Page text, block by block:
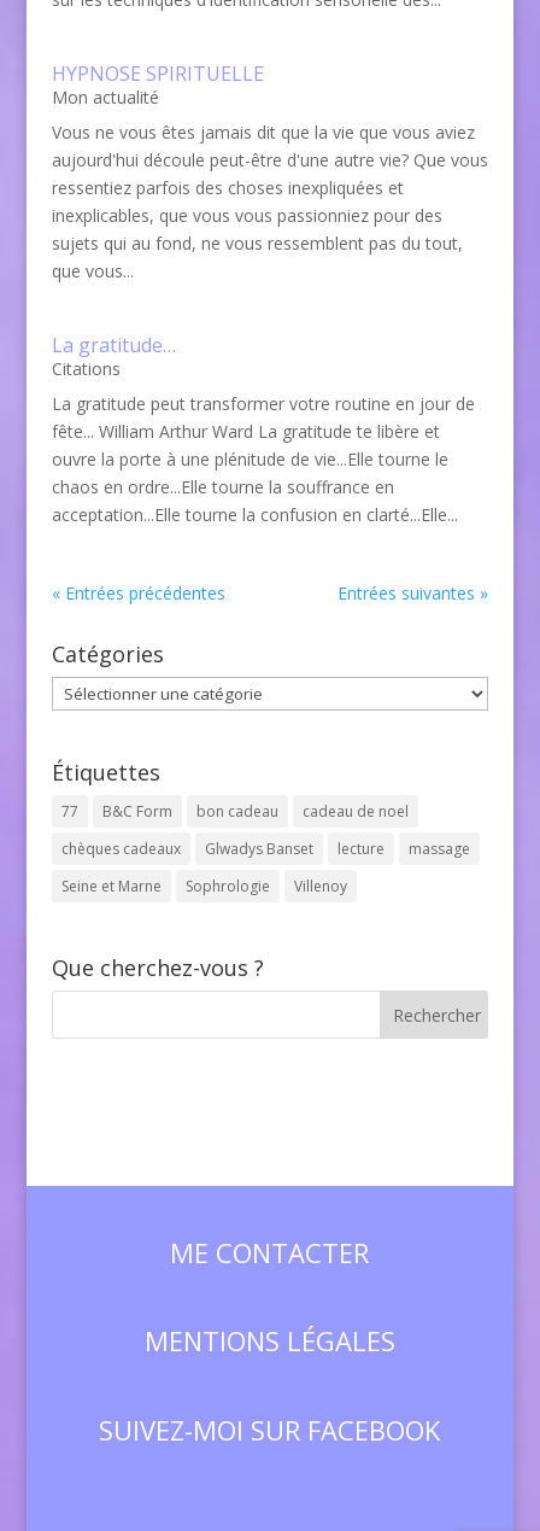
HYPNOSE SPIRITUELLE
Mon actualité
Vous ne vous êtes jamais dit que la vie que vous aviez
aujourd'hui découle peut-être d'une autre vie? Que vous
ressentiez parfois des choses inexpliquées et
inexplicables, que vous vous passionniez pour des
sujets qui au fond, ne vous ressemblent pas du tout,
que vous...
La gratitude…
Citations
La gratitude peut transformer votre routine en jour de
fête... William Arthur Ward La gratitude te libère et
ouvre la porte à une plénitude de vie...Elle tourne le
chaos en ordre...Elle tourne la souffrance en
acceptation...Elle tourne la confusion en clarté...Elle...
« Entrées précédentes Entrées suivantes »
Catégories
Catégories
Étiquettes
77 B&C Form bon cadeau
cadeau de noel
chèques cadeaux
Glwadys Banset lecture
massage
Seine et Marne
Sophrologie Villenoy
Que cherchez-vous ?
ME CONTACTER
MENTIONS LÉGALES
SUIVEZ-MOI SUR FACEBOOK